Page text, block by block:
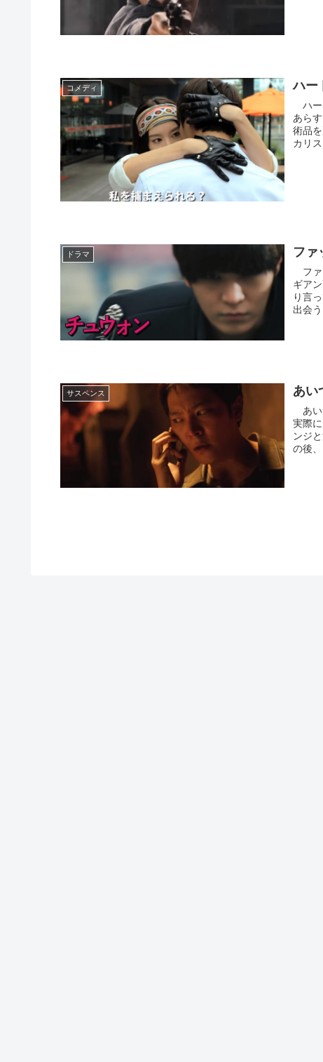
コメディ ハー
ハー
あら
術品
カリ
ドラマ ファ
ファ
ギア
り言
出会
サスペンス あい
あい
実際
ンジ
の後